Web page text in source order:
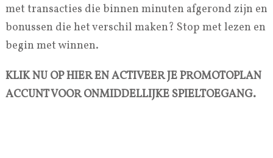
met transacties die binnen minuten afgerond zijn en
bonussen die het verschil maken? Stop met lezen en
begin met winnen.
KLIK NU OP HIER EN ACTIVEER JE PROMOTOPLAN
ACCUNT VOOR ONMIDDELLIJKE SPIELTOEGANG.